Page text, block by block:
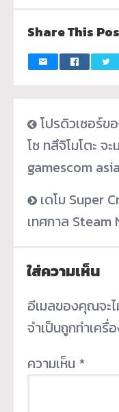
Share This
โปรดิวเซอร์ข
โซ ทสึจิโมโตะ จ
gamescom
เดโม Super
เทศกาล Steam
ใส่ความเห็น
อีเมลของคุณจะ
จำเป็นถูกทำเครื่
ความเห็น *